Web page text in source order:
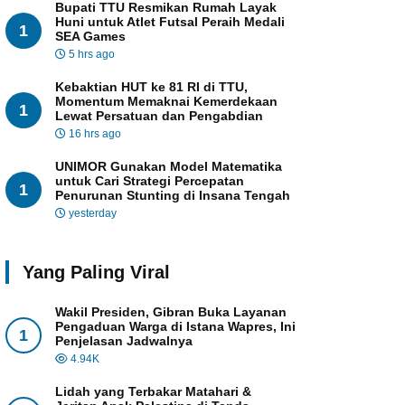
1
Bupati TTU Resmikan Rumah Layak
Huni untuk Atlet Futsal Peraih Medali
SEA Games
5 hrs ago
1
Kebaktian HUT ke 81 RI di TTU,
Momentum Memaknai Kemerdekaan
Lewat Persatuan dan Pengabdian
16 hrs ago
1
UNIMOR Gunakan Model Matematika
untuk Cari Strategi Percepatan
Penurunan Stunting di Insana Tengah
yesterday
Yang Paling Viral
1
Wakil Presiden, Gibran Buka Layanan
Pengaduan Warga di Istana Wapres, Ini
Penjelasan Jadwalnya
4.94K
Lidah yang Terbakar Matahari &